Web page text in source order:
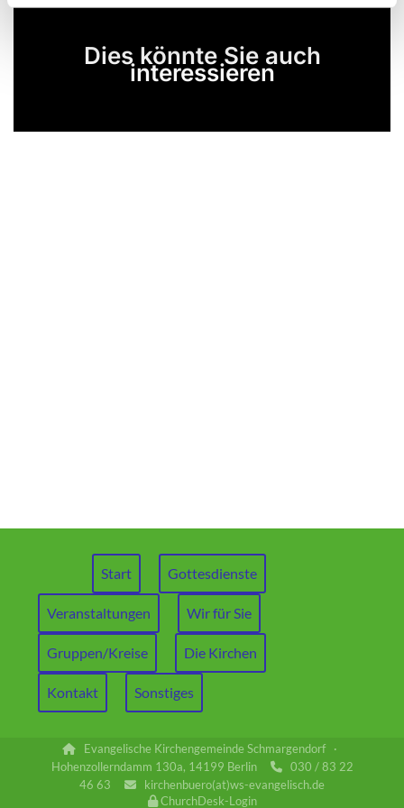
Dies könnte Sie auch
interessieren
Start Gottesdienste
Veranstaltungen Wir für Sie
Gruppen/Kreise Die Kirchen
Kontakt Sonstiges
Evangelische Kirchengemeinde Schmargendorf ·
Hohenzollerndamm 130a, 14199 Berlin
030 / 83 22
46 63

kirchenbuero(at)ws-evangelisch.de
ChurchDesk-Login